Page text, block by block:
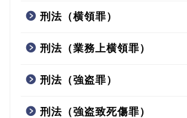
刑法（横領罪）
刑法（業務上横領罪）
刑法（強盗罪）
刑法（強盗致死傷罪）